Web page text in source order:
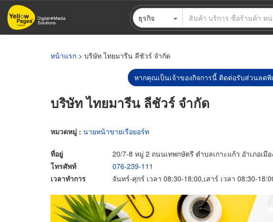
ข้าม
ไป
ธุรกิจ
หน้าแรก > บริษัท ไทยมารีน ลีชัวร์ จำกัด
หากคุณเป็นเจ้าของกิจการนี้ ติดต่อรับส่วนลดพิ
บริษัท ไทยมารีน ลีชัวร์ จำกัด
หมวดหมู่ : นายหน้าขายเรือยอร์ท
ที่อยู่
20/7-8 หมู่ 2 ถนนเทพกษัตรี ตำบลเกาะแก้ว อำเภอเมื
โทรศัพท์
076-239-111
เวลาทำการ
จันทร์-ศุกร์ เวลา 08:30-18:00,เสาร์ เวลา 08:30-